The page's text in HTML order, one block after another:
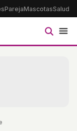
ParejaMascotasSalud